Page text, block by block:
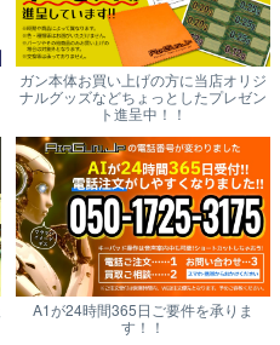
ガン本体お買い上げの方に当店オリジ
ナルグッズなどちょっとしたプレゼン
ト進呈中！！
A1が24時間365日ご要件を承りま
す！！